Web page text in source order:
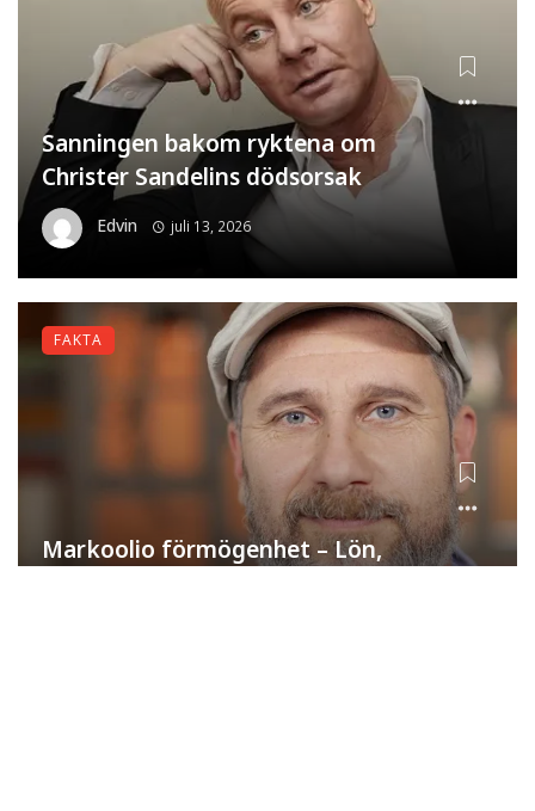
Sanningen bakom ryktena om
Christer Sandelins dödsorsak
Edvin juli 13, 2026
Markoolio förmögenhet – Lön,
FAKTA